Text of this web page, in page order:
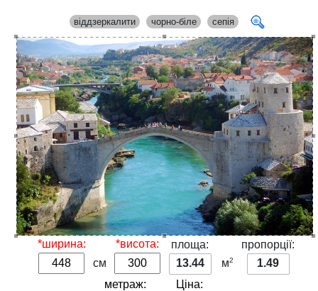
віддзеркалити чорно-біле сепія
*ширина:
см
*висота:
площа:
13.44
м2
пропорції:
1.49
метраж:
Ціна: